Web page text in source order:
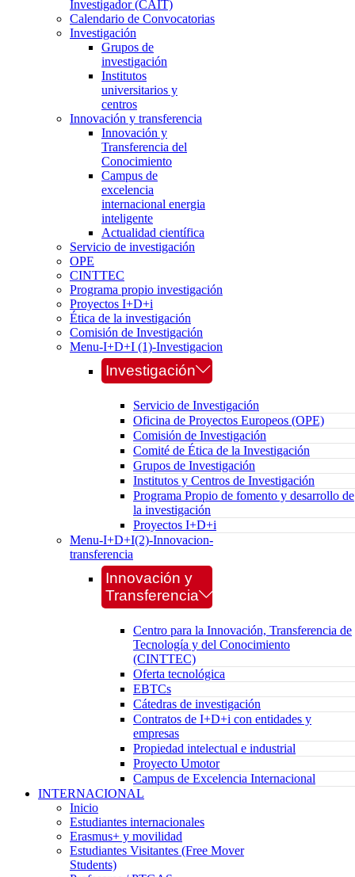
Investigador (CAIT)
Calendario de Convocatorias
Investigación
Grupos de
investigación
Institutos
universitarios y
centros
Innovación y transferencia
Innovación y
Transferencia del
Conocimiento
Campus de
excelencia
internacional energia
inteligente
Actualidad científica
Servicio de investigación
OPE
CINTTEC
Programa propio investigación
Proyectos I+D+i
Ética de la investigación
Comisión de Investigación
Menu-I+D+I (1)-Investigacion
Investigación
Servicio de Investigación
Oficina de Proyectos Europeos (OPE)
Comisión de Investigación
Comité de Ética de la Investigación
Grupos de Investigación
Institutos y Centros de Investigación
Programa Propio de fomento y desarrollo de
la investigación
Proyectos I+D+i
Menu-I+D+I(2)-Innovacion-
transferencia
Innovación y
Transferencia
Centro para la Innovación, Transferencia de
Tecnología y del Conocimiento
(CINTTEC)
Oferta tecnológica
EBTCs
Cátedras de investigación
Contratos de I+D+i con entidades y
empresas
Propiedad intelectual e industrial
Proyecto Umotor
Campus de Excelencia Internacional
INTERNACIONAL
Inicio
Estudiantes internacionales
Erasmus+ y movilidad
Estudiantes Visitantes (Free Mover
Students)